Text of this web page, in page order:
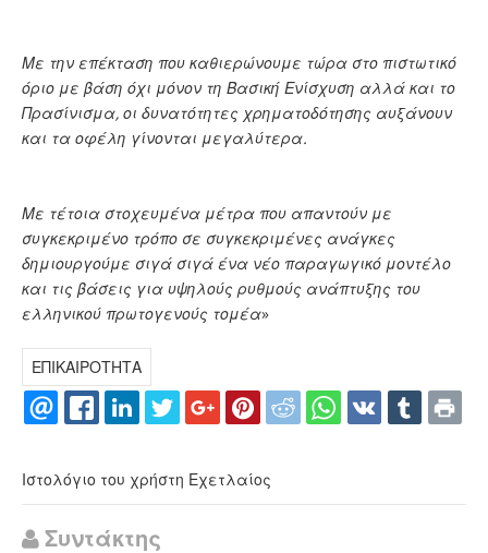
Με την επέκταση που καθιερώνουμε τώρα στο πιστωτικό
όριο με βάση όχι μόνον τη Βασική Ενίσχυση αλλά και το
Πρασίνισμα, οι δυνατότητες χρηματοδότησης αυξάνουν
και τα οφέλη γίνονται μεγαλύτερα.
Με τέτοια στοχευμένα μέτρα που απαντούν με
συγκεκριμένο τρόπο σε συγκεκριμένες ανάγκες
δημιουργούμε σιγά σιγά ένα νέο παραγωγικό μοντέλο
και τις βάσεις για υψηλούς ρυθμούς ανάπτυξης του
ελληνικού πρωτογενούς τομέα»
ΕΠΙΚΑΙΡΟΤΗΤΑ
Ιστολόγιο του χρήστη Εχετλαίος
Συντάκτης